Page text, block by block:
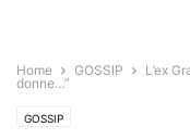
Home GOSSIP
L’ex
donne…”
GOSSIP